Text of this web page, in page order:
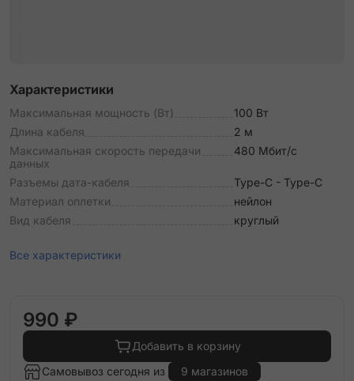
Характеристики
Максимальная мощность (Вт)
100 Вт
Длина кабеля
2 м
Максимальная скорость передачи
данных
480 Мбит/c
Разъемы дата-кабеля
Type-C - Type-C
Материал оплетки
нейлон
Вид кабеля
круглый
Все характеристики
990 ₽
Добавить в корзину
Самовывоз сегодня из
9 магазинов